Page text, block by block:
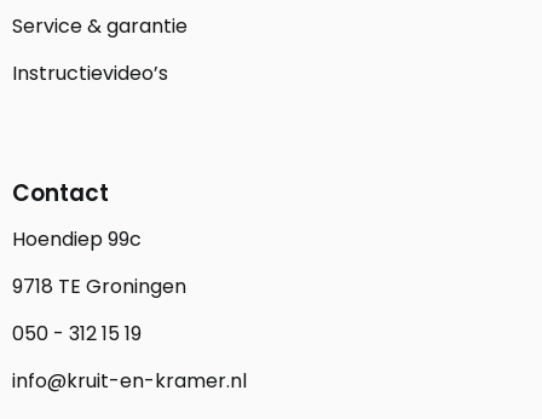
Service & garantie
Instructievideo’s
Contact
Hoendiep 99c
9718 TE Groningen
050 - 312 15 19
info@kruit-en-kramer.nl